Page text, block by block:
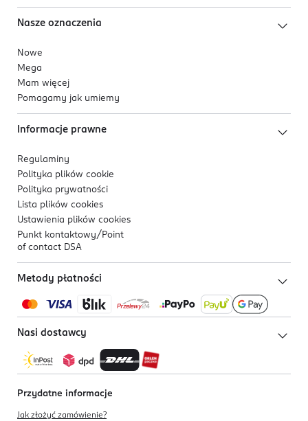
Nasze oznaczenia
Nowe
Mega
Mam więcej
Pomagamy jak umiemy
Informacje prawne
Regulaminy
Polityka plików cookie
Polityka prywatności
Lista plików cookies
Ustawienia plików cookies
Punkt kontaktowy/ Point
of contact DSA
Metody płatności
Nasi dostawcy
Przydatne informacje
Jak złożyć zamówienie?